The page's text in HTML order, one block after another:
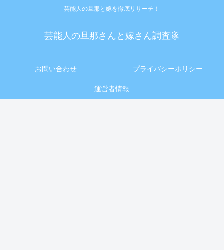
芸能人の旦那と嫁を徹底リサーチ！
芸能人の旦那さんと嫁さん調査隊
お問い合わせ プライバシーポリシー
運営者情報